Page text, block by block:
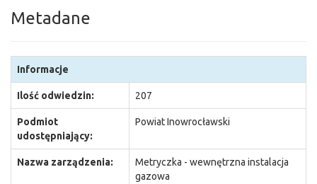
Metadane
Informacje
Ilość odwiedzin: 207
Podmiot
udostępniający:
Powiat Inowrocławski
Nazwa zarządzenia:
Metryczka - wewnętrzna instalacja
gazowa